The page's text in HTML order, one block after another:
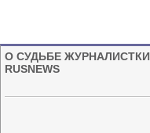
О СУДЬБЕ ЖУРНАЛИСТКИ
RUSNEWS